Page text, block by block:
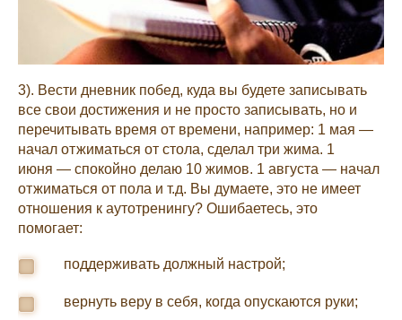
3). Вести дневник побед, куда вы будете записывать
все свои достижения и не просто записывать, но и
перечитывать время от времени, например: 1 мая —
начал отжиматься от стола, сделал три жима. 1
июня — спокойно делаю 10 жимов. 1 августа — начал
отжиматься от пола и т.д. Вы думаете, это не имеет
отношения к аутотренингу? Ошибаетесь, это
помогает:
поддерживать должный настрой;
вернуть веру в себя, когда опускаются руки;